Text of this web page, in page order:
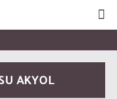
AKYOL